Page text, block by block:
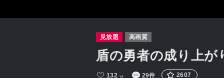
見放題 高画質
盾の勇者の成り上が
132 29件 2607